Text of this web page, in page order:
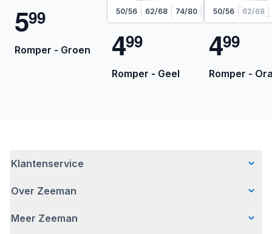
599
Romper - Groen
50/56 62/68 74/80 86/92 98/104
499
Romper - Geel
50/56 62/68
499
Romper -
Klantenservice
Veelgestelde vragen
Bezorgen
Over Zeeman
Wie wij zijn
Meer Zeeman